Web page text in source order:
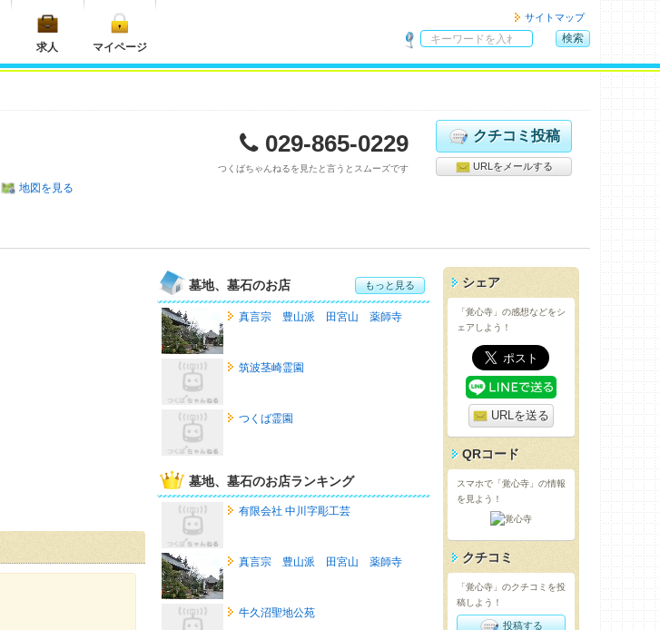
求人 マイページ
サイトマップ
内
索
検索
029-865-0229
つくばちゃんねるを見たと言うとスムーズです
クチコミ投稿
URLをメールする
地図を見る
墓地、墓石のお店 もっと見る
真言宗 豊山派 田宮山 薬師寺
筑波茎崎霊園
つくば霊園
墓地、墓石のお店ランキング
有限会社 中川字彫工芸
真言宗 豊山派 田宮山 薬師寺
牛久沼聖地公苑
シェア
「覚心寺」の感想などをシ
ェアしよう！
URLを送る
QRコード
スマホで「覚心寺」の情報
を見よう！
クチコミ
「覚心寺」のクチコミを投
稿しよう！
投稿する